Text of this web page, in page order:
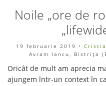
Noile „ore de
19 februarie 2019 •
Avram Iancu, Bistrița
Oricât de mult am aprecia
ajungem într-un context în